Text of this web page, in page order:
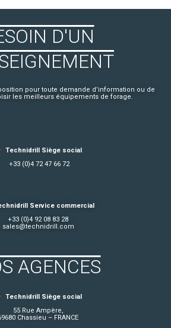
D'UN
pour toute demande d’information ou de
les meilleurs équipements de forage.
Technidrill Siège social
+33 (0)4 72 47 66 72
Service commercial
+33 (0)4 92 08 83 28
sales@technidrill.com
AGENCES
Technidrill Siège social
55 Rue Ampère,
Chassieu – FRANCE